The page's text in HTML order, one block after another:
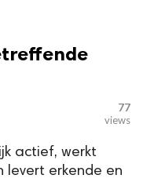
77
views
actief, werkt
levert erkende en